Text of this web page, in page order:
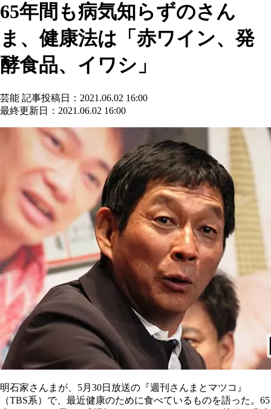
65年間も病気知らずのさん
ま、健康法は「赤ワイン、発
酵食品、イワシ」
芸能 記事投稿日：2021.06.02 16:00
最終更新日：2021.06.02 16:00
明石家さんまが、5月30日放送の『週刊さんまとマツコ』
（TBS系）で、最近健康のために食べているものを語った。65